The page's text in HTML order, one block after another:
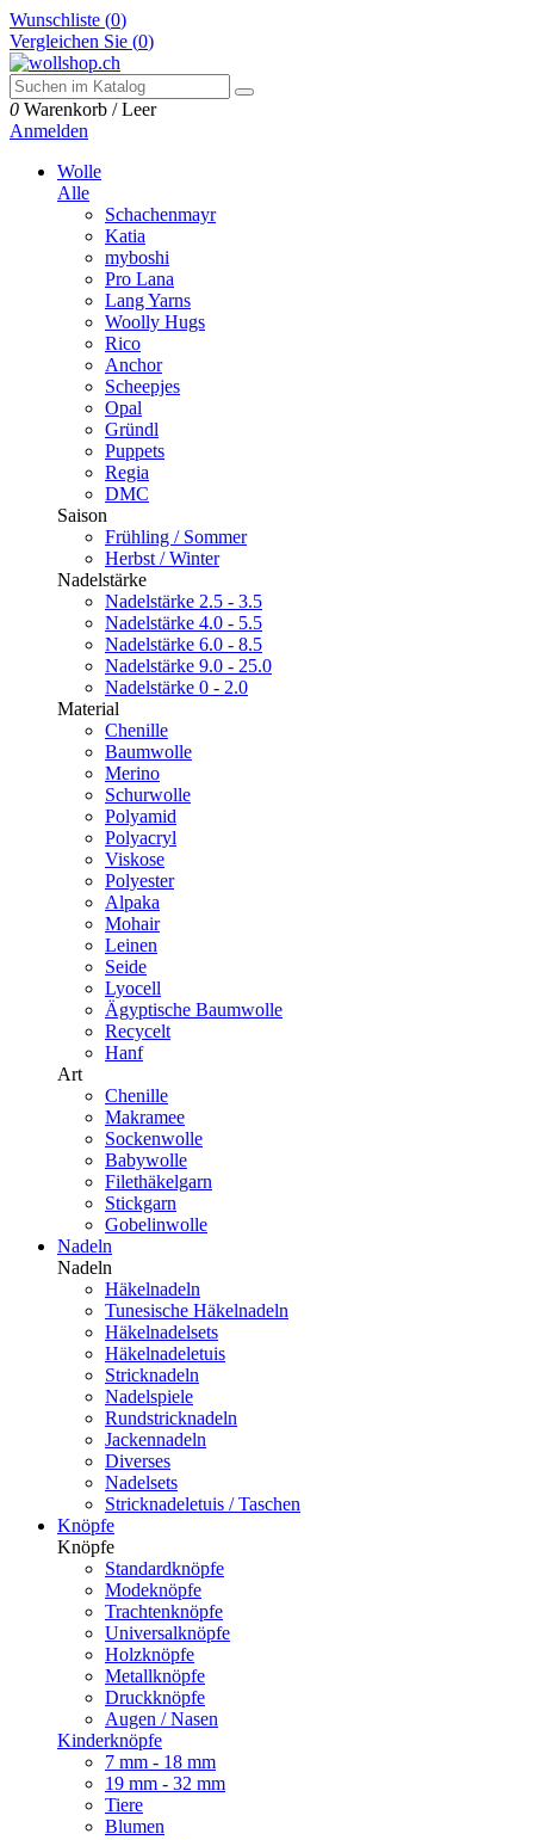
Wunschliste (0)
Vergleichen Sie (0)
0 Warenkorb /Leer
Anmelden
Wolle
Alle
Schachenmayr
Katia
myboshi
Pro Lana
Lang Yarns
Woolly Hugs
Rico
Anchor
Scheepjes
Opal
Gründl
Puppets
Regia
DMC
Saison
Frühling / Sommer
Herbst / Winter
Nadelstärke
Nadelstärke 2.5 - 3.5
Nadelstärke 4.0 - 5.5
Nadelstärke 6.0 - 8.5
Nadelstärke 9.0 - 25.0
Nadelstärke 0 - 2.0
Material
Chenille
Baumwolle
Merino
Schurwolle
Polyamid
Polyacryl
Viskose
Polyester
Alpaka
Mohair
Leinen
Seide
Lyocell
Ägyptische Baumwolle
Recycelt
Hanf
Art
Chenille
Makramee
Sockenwolle
Babywolle
Filethäkelgarn
Stickgarn
Gobelinwolle
Nadeln
Nadeln
Häkelnadeln
Tunesische Häkelnadeln
Häkelnadelsets
Häkelnadeletuis
Stricknadeln
Nadelspiele
Rundstricknadeln
Jackennadeln
Diverses
Nadelsets
Stricknadeletuis / Taschen
Knöpfe
Knöpfe
Standardknöpfe
Modeknöpfe
Trachtenknöpfe
Universalknöpfe
Holzknöpfe
Metallknöpfe
Druckknöpfe
Augen / Nasen
Kinderknöpfe
7 mm - 18 mm
19 mm - 32 mm
Tiere
Blumen